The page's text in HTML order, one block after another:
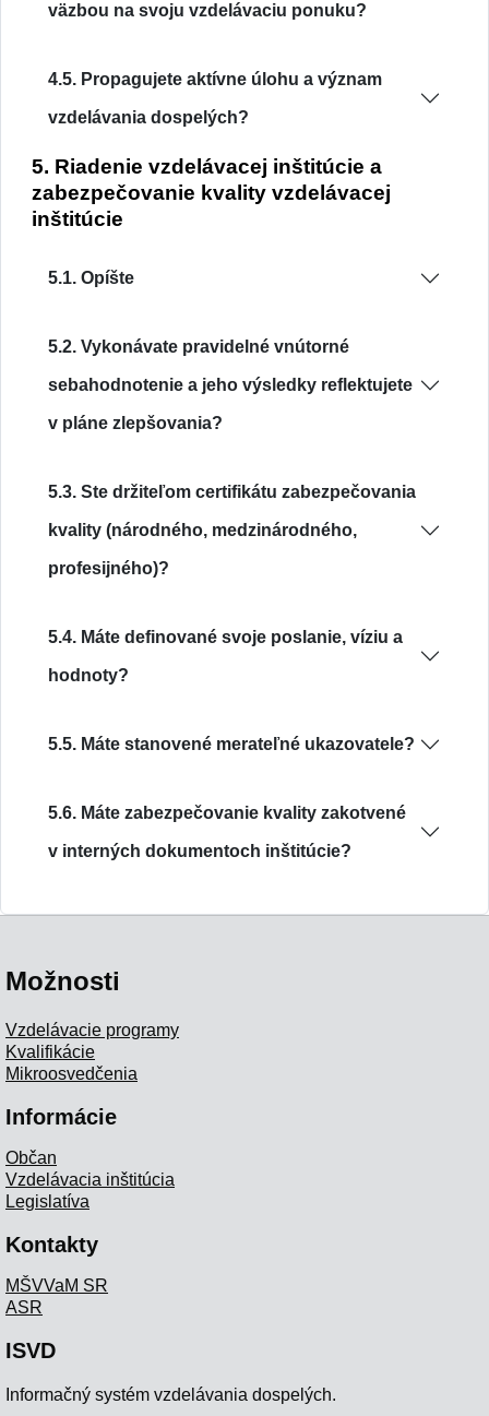
väzbou na svoju vzdelávaciu ponuku?
4.5. Propagujete aktívne úlohu a význam
vzdelávania dospelých?
5. Riadenie vzdelávacej inštitúcie a
zabezpečovanie kvality vzdelávacej
inštitúcie
5.1. Opíšte
5.2. Vykonávate pravidelné vnútorné
sebahodnotenie a jeho výsledky reflektujete
v pláne zlepšovania?
5.3. Ste držiteľom certifikátu zabezpečovania
kvality (národného, medzinárodného,
profesijného)?
5.4. Máte definované svoje poslanie, víziu a
hodnoty?
5.5. Máte stanovené merateľné ukazovatele?
5.6. Máte zabezpečovanie kvality zakotvené
v interných dokumentoch inštitúcie?
Možnosti
Vzdelávacie programy
Kvalifikácie
Mikroosvedčenia
Informácie
Občan
Vzdelávacia inštitúcia
Legislatíva
Kontakty
MŠVVaM SR
ASR
ISVD
Informačný systém vzdelávania dospelých.